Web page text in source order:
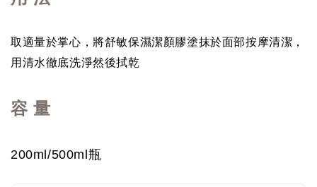
取適量於掌心，將舒敏保濕潔顏膠塗抹於面部按摩清潔，
用清水徹底洗淨然後拭乾
容 量
200ml/500ml瓶